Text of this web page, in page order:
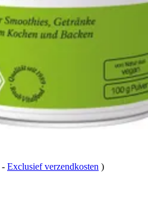
- Exclusief verzendkosten )